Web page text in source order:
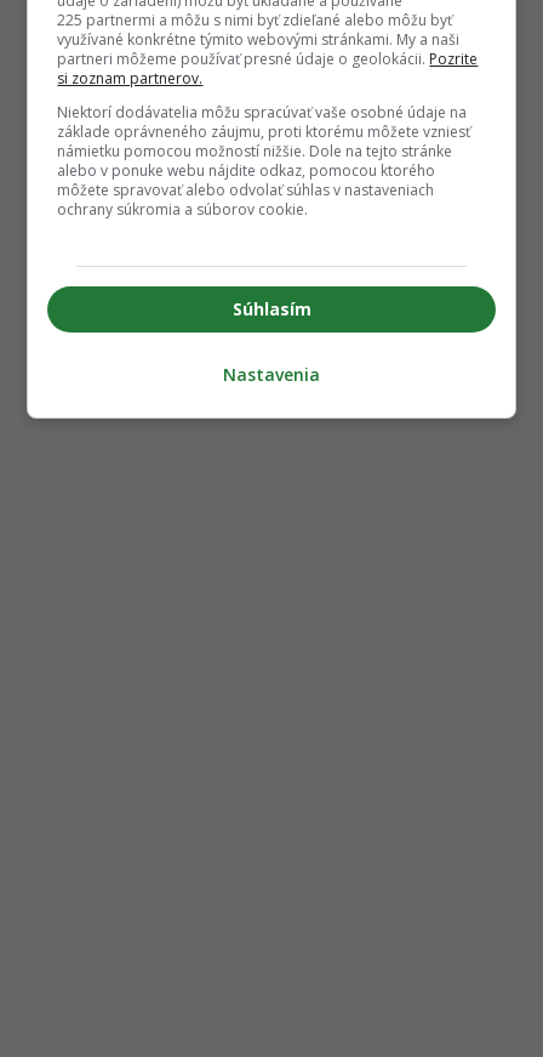
225 partnermi a môžu s nimi byť zdieľané alebo môžu byť
využívané konkrétne týmito webovými stránkami. My a naši
partneri môžeme používať presné údaje o geolokácii. Pozrite
si zoznam partnerov.
Niektorí dodávatelia môžu spracúvať vaše osobné údaje na
základe oprávneného záujmu, proti ktorému môžete vzniesť
námietku pomocou možností nižšie. Dole na tejto stránke
alebo v ponuke webu nájdite odkaz, pomocou ktorého
môžete spravovať alebo odvolať súhlas v nastaveniach
ochrany súkromia a súborov cookie.
Súhlasím
Nastavenia